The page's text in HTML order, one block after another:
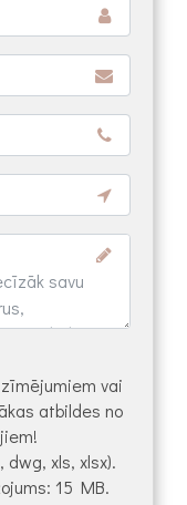
vai
atbildes no
xls, xlsx).
15 MB.